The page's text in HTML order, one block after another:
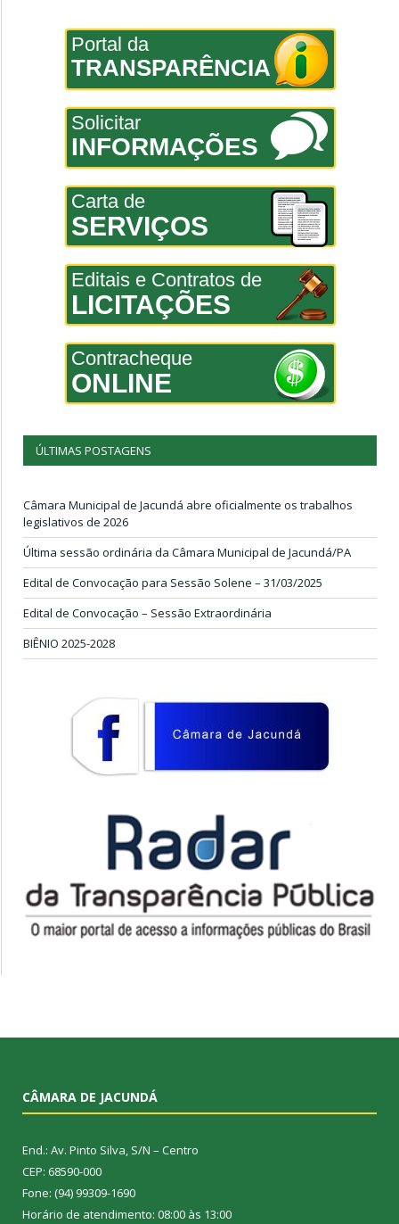
Portal da
TRANSPARÊNCIA
Solicitar
INFORMAÇÕES
Carta de
SERVIÇOS
Editais e Contratos de
LICITAÇÕES
Contracheque
ONLINE
ÚLTIMAS POSTAGENS
Câmara Municipal de Jacundá abre oficialmente os trabalhos
legislativos de 2026
Última sessão ordinária da Câmara Municipal de Jacundá/PA
Edital de Convocação para Sessão Solene – 31/03/2025
Edital de Convocação – Sessão Extraordinária
BIÊNIO 2025-2028
CÂMARA DE JACUNDÁ
End.: Av. Pinto Silva, S/N – Centro
CEP: 68590-000
Fone: (94) 99309-1690
Horário de atendimento: 08:00 às 13:00